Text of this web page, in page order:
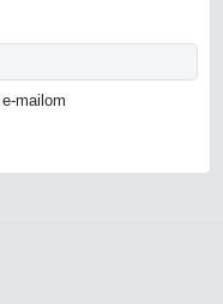
mailom